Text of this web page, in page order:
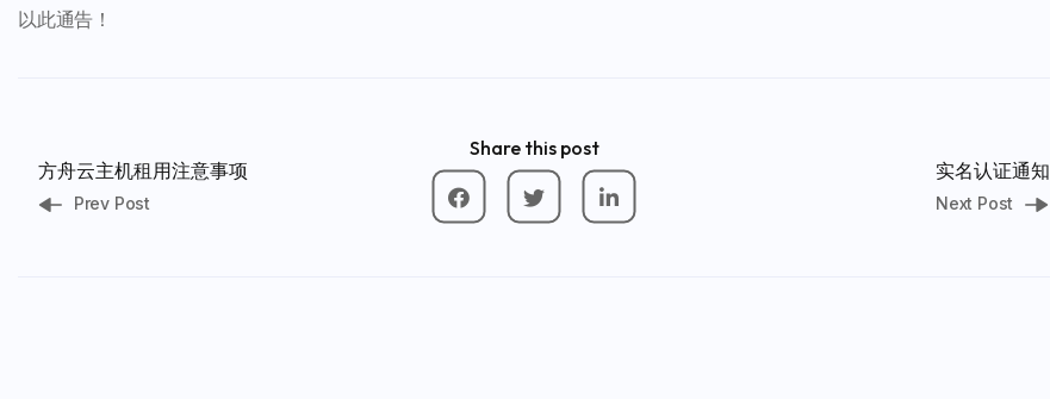
以此通告！
Share this post
方舟云主机租用注意事项
Prev Post
实名认证通知
Next Post